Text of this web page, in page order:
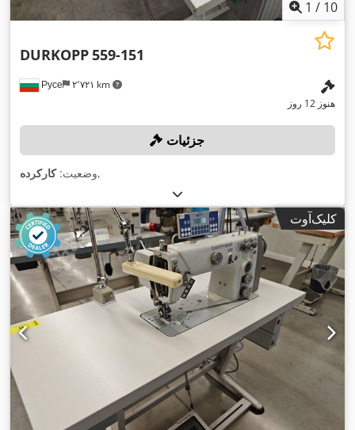
1 / 10
Русе ۲٬۷۲۱ km
DURKOPP559-151
هنوز 12 روز
جزئیات
وضعیت:کارکرده ,
کلیک‌آوت